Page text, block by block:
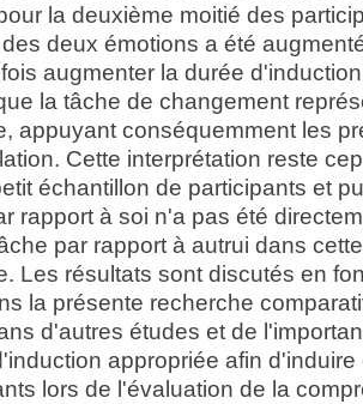
la deuxième moitié des
des deux émotions a été
augmenter la durée
la tâche de changement
appuyant conséquemment les
Cette interprétation reste
échantillon de participants et
rapport à soi n'a pas été
par rapport à autrui dans
Les résultats sont discutés en
la présente recherche
d'autres études et de
appropriée afin
lors de l'évaluation de la